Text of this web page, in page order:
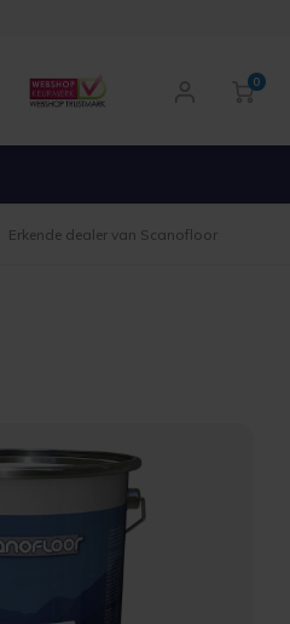
0
Erkende dealer van Scanofloor